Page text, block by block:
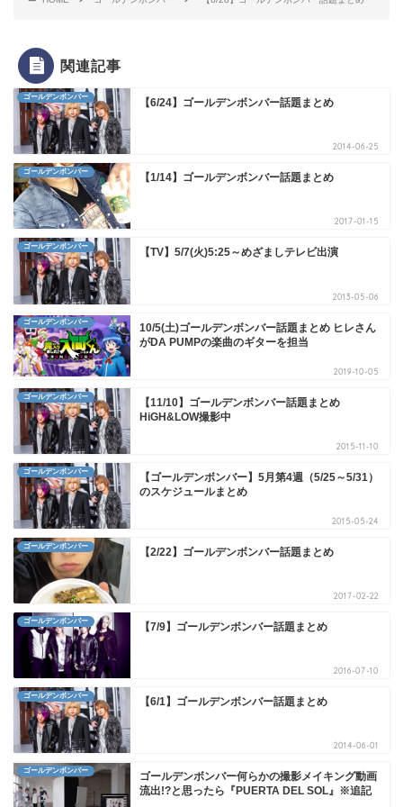
関連記事
ゴールデンボンバー 【6/24】ゴールデンボンバー話題まとめ
2014-06-25
ゴールデンボンバー 【1/14】ゴールデンボンバー話題まとめ
2017-01-15
ゴールデンボンバー 【TV】5/7(火)5:25～めざましテレビ出演
2013-05-06
ゴールデンボンバー
10/5(土)ゴールデンボンバー話題まとめ ヒレさん
がDA PUMPの楽曲のギターを担当
2019-10-05
ゴールデンボンバー
【11/10】ゴールデンボンバー話題まとめ
HiGH&LOW撮影中
2015-11-10
ゴールデンボンバー
【ゴールデンボンバー】5月第4週（5/25～5/31）
のスケジュールまとめ
2015-05-24
ゴールデンボンバー 【2/22】ゴールデンボンバー話題まとめ
2017-02-22
ゴールデンボンバー 【7/9】ゴールデンボンバー話題まとめ
2016-07-10
ゴールデンボンバー 【6/1】ゴールデンボンバー話題まとめ
2014-06-01
ゴールデンボンバー
ゴールデンボンバー何らかの撮影メイキング動画
流出!?と思ったら『PUERTA DEL SOL』※追記